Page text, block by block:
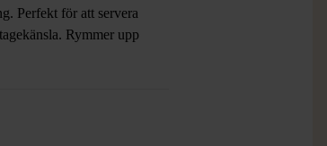
Perfekt för att servera
Rymmer upp